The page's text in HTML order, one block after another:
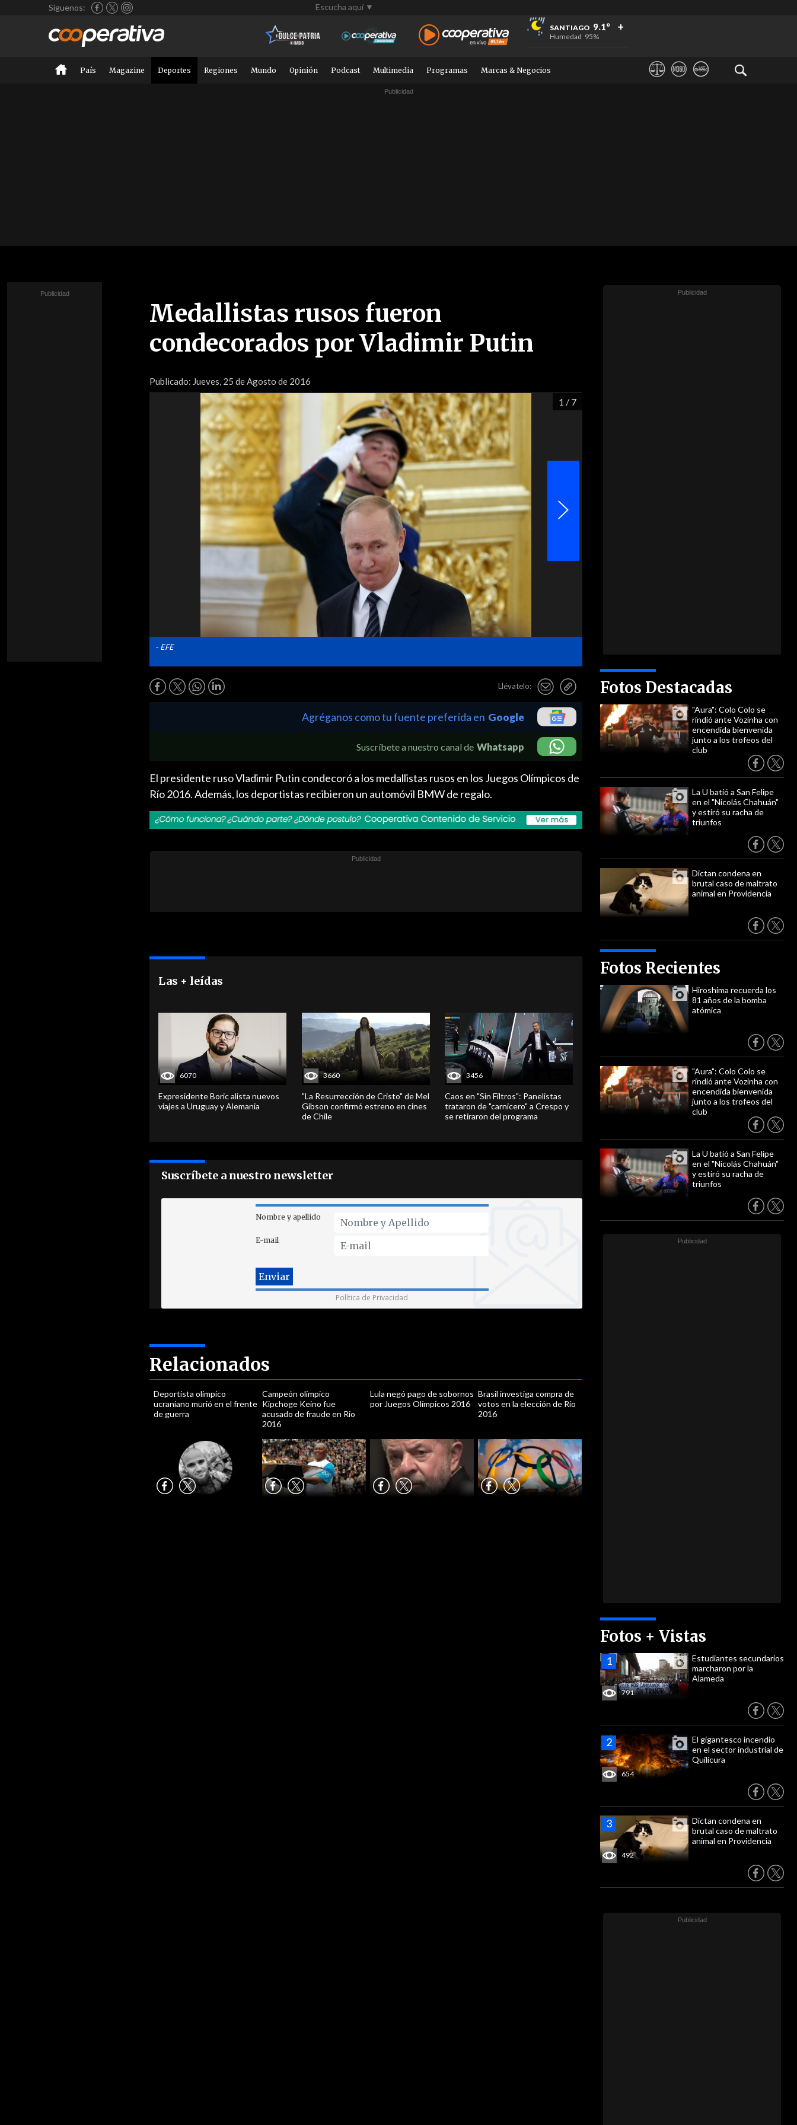
Síguenos: Escucha aquí ▼
SANTIAGO 9.1°
Humedad 95%
+
+
+
País Magazine Deportes Regiones Mundo Opinión Podcast Multimedia Programas Marcas & Negocios
Medallistas rusos fueron
condecorados por Vladimir Putin
Publicado: Jueves, 25 de Agosto de 2016
1 / 7
- EFE
Llévatelo: Fotos Destacadas
"Aura": Colo Colo se
rindió ante Vozinha con
encendida bienvenida
junto a los trofeos del
club
La U batió a San Felipe
en el "Nicolás Chahuán"
y estiró su racha de
triunfos
Dictan condena en
brutal caso de maltrato
animal en Providencia
Fotos Recientes
Hiroshima recuerda los
81 años de la bomba
atómica
"Aura": Colo Colo se
rindió ante Vozinha con
encendida bienvenida
junto a los trofeos del
club
La U batió a San Felipe
en el "Nicolás Chahuán"
y estiró su racha de
triunfos
Fotos + Vistas
791
Estudiantes secundarios
marcharon por la
Alameda
654
El gigantesco incendio
en el sector industrial de
Quilicura
492
Dictan condena en
brutal caso de maltrato
animal en Providencia
Agréganos como tu fuente preferida en Google
Suscríbete a nuestro canal de Whatsapp
El presidente ruso Vladimir Putin condecoró a los medallistas rusos en los Juegos Olímpicos de
Río 2016. Además, los deportistas recibieron un automóvil BMW de regalo.
Las + leídas
6070
Expresidente Boric alista nuevos
viajes a Uruguay y Alemania
3660
"La Resurrección de Cristo" de Mel
Gibson confirmó estreno en cines
de Chile
3456
Caos en "Sin Filtros": Panelistas
trataron de "carnicero" a Crespo y
se retiraron del programa
Suscríbete a nuestro newsletter
Nombre y apellido
E-mail
Política de Privacidad
Relacionados
Deportista olímpico
ucraniano murió en el frente
de guerra
Campeón olímpico
Kipchoge Keino fue
acusado de fraude en Rio
2016
Lula negó pago de sobornos
por Juegos Olímpicos 2016
Brasil investiga compra de
votos en la elección de Río
2016